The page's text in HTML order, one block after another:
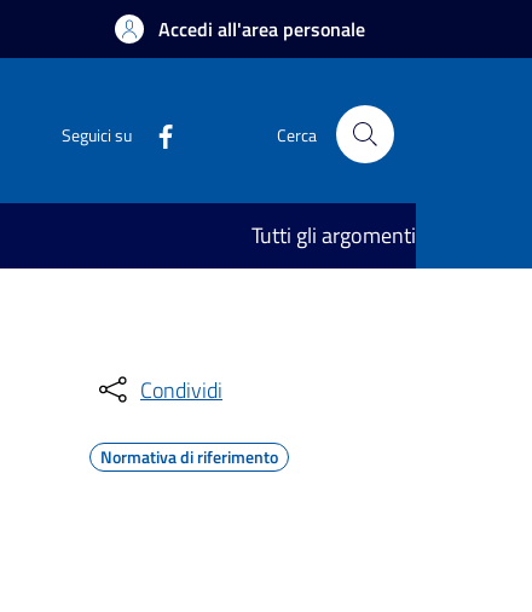
Accedi all'area personale
Seguici su Cerca
Tutti gli argomenti
Condividi
Normativa di riferimento